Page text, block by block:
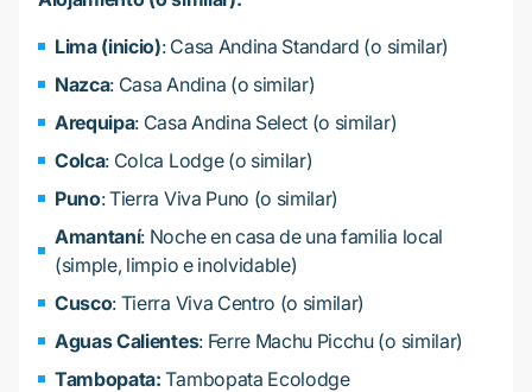
Lima (inicio): Casa Andina Standard (o similar)
Nazca: Casa Andina (o similar)
Arequipa: Casa Andina Select (o similar)
Colca: Colca Lodge (o similar)
Puno: Tierra Viva Puno (o similar)
Amantaní: Noche en casa de una familia local
(simple, limpio e inolvidable)
Cusco: Tierra Viva Centro (o similar)
Aguas Calientes: Ferre Machu Picchu (o similar)
Tambopata: Tambopata Ecolodge